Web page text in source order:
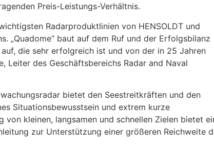
Preis-Leistungs-Verhältnis.
Radarproduktlinien von HENSOLDT und
„Quadome“ baut auf dem Ruf und der Erfolgsbilanz
die sehr erfolgreich ist und von der in 25 Jahren
Leiter des Geschäftsbereichs Radar and Naval
bietet den Seestreitkräften und den
Situationsbewusstsein und extrem kurze
kleinen, langsamen und schnellen Zielen bietet
zur Unterstützung einer größeren Reichweite